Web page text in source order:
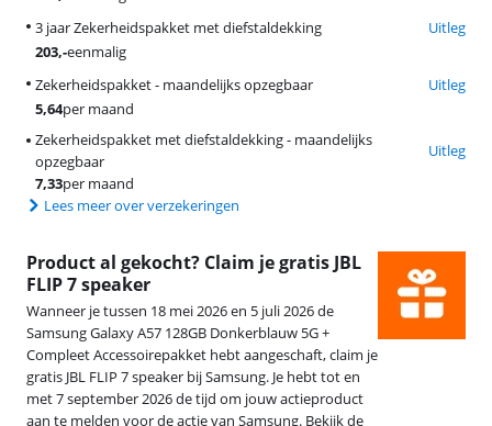
3 jaar Zekerheidspakket met diefstaldekking
Uitleg
203,-eenmalig
Zekerheidspakket - maandelijks opzegbaar
Uitleg
5,64per maand
Zekerheidspakket met diefstaldekking - maandelijks
opzegbaar
Uitleg
7,33per maand
Lees meer over verzekeringen
Product al gekocht? Claim je gratis JBL
FLIP 7 speaker
Wanneer je tussen 18 mei 2026 en 5 juli 2026 de
Samsung Galaxy A57 128GB Donkerblauw 5G +
Compleet Accessoirepakket hebt aangeschaft, claim je
gratis JBL FLIP 7 speaker bij Samsung. Je hebt tot en
met 7 september 2026 de tijd om jouw actieproduct
aan te melden voor de actie van Samsung. Bekijk de